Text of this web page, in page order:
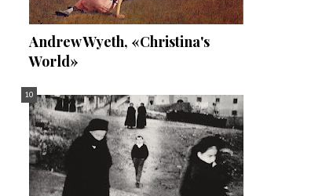
Andrew Wyeth, «Christina's
World»